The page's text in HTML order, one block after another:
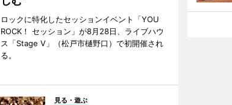
ロックに特化したセッションイベント「YOU
ROCK！ セッション」が8月28日、ライブハウ
ス「Stage V」（松戸市樋野口）で初開催され
る。
見る・遊ぶ